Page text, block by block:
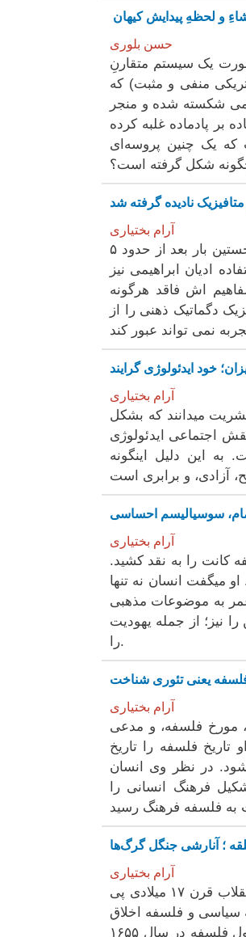
و لحظهِ پیدایش کیهان
حسن بلوری
یک سیستم متقارنِ
منفی و مثبت) که
شکسته شده و منجر
بر پادماده غلبه کرده
‌که یک چنین پروسه‌ای
شکل گرفته است؟
نادیده گرفته شد
آرام بختیاری
تاریخ متافیزیک نشان میدهد که ارسطو خلاف فیلسوفان طبیعی و اجتماعی آنزمان نخستین بار بعد از حدود ۵
ادیان ابراهیمی نیز
اش فاقد هرگونه
دگماتیک ذهنی را از
خود ایدئولوژی گرایند
آرام بختیاری
میدانند که بشکل
اجتماعی ایدئولوژی
به این دلیل اینگونه
سوسیالیسم احساسی
آرام بختیاری
کانت را به نقد کشید.
میگفت انسان نه تنها
عمر به موضوعات مذهبی
نیز؛ از جمله یهودیت
را.
یعنی تئوری شناخت
آرام بختیاری
مورخ فلسفه، و مدعی
فلسفه را تاریخ
در نظر وی انسان
فرهنگ انسانی را
آرام بختیاری
هابس در لباس ایدئولوگ بورژوازی نوپای بریتانیا به نیروی عظیم بخشی از خلق در انقلاب قرن ۱۷ میلادی پی
فلسفه سیاسی و فلسفه اخلاق
را مترادف ، و آندو را بخشی از تئوری اجتماعی بشمار می آورد. ۲ کتاب مهم هابس: اصول فلسفه در سال ۱۶۵۵